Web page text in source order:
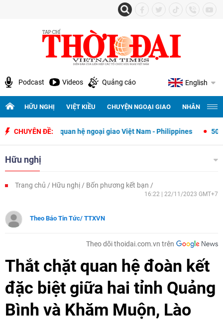
Podcast Videos Quảng cáo English
HỮU NGHỊ VIỆT KIỀU CHUYỆN NGOẠI GIAO NHÂN
CHUYÊN ĐỀ:
lập quan hệ ngoại giao Việt Nam - Philippines 500 ngày đêm
Hữu nghị
Trang chủ Hữu nghị Bốn phương kết bạn
16:22 | 22/11/2023 GMT+7
Theo Báo Tin Tức/ TTXVN
Theo dõi thoidai.com.vn trên
Thắt chặt quan hệ đoàn kết
đặc biệt giữa hai tỉnh Quảng
Bình và Khăm Muộn, Lào